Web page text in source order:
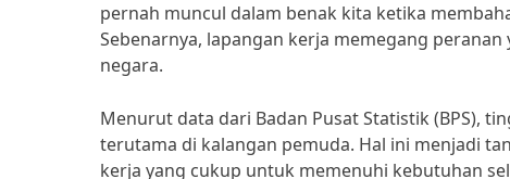
pernah muncul dalam benak kita ketika
Sebenarnya, lapangan kerja memegang
negara.
Menurut data dari Badan Pusat Statistik (BPS),
terutama di kalangan pemuda. Hal ini menjadi
kerja yang cukup untuk memenuhi kebutuhan